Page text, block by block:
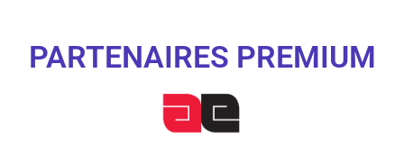
PARTENAIRES PREMIUM